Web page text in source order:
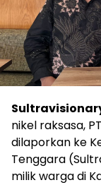
nikel raksasa,
dilaporkan ke
Tenggara
milik warga di